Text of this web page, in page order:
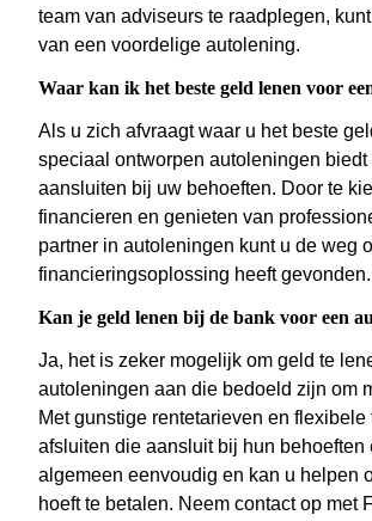
team van adviseurs te raadplegen,
van een voordelige autolening.
Waar kan ik het beste geld lenen voor
Als u zich afvraagt waar u het beste
speciaal ontworpen autoleningen
aansluiten bij uw behoeften. Door te
financieren en genieten van
partner in autoleningen kunt u de weg
financieringsoplossing heeft gevonden.
Kan je geld lenen bij de bank voor een
Ja, het is zeker mogelijk om geld te
autoleningen aan die bedoeld zijn om
Met gunstige rentetarieven en
afsluiten die aansluit bij hun
algemeen eenvoudig en kan u helpen
hoeft te betalen. Neem contact op met